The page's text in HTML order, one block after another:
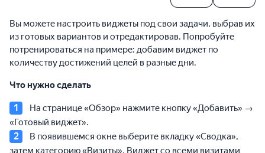
Вы можете настроить виджеты под свои задачи, выбрав их
из готовых вариантов и отредактировав. Попробуйте
потренироваться на примере: добавим виджет по
количеству достижений целей в разные дни.
Что нужно сделать
На странице «Обзор» нажмите кнопку «Добавить» →
«Готовый виджет».
В появившемся окне выберите вкладку «Сводка»,
затем категорию «Визиты». Виджет со всеми визитами